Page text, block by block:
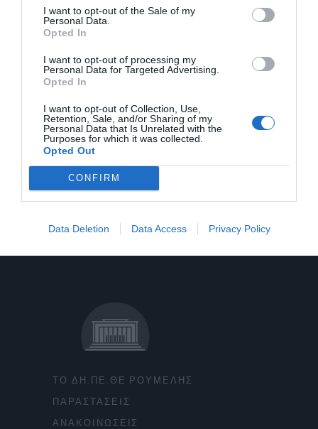
I want to opt-out of the Sale of my
Personal Data.
Opted In
I want to opt-out of processing my
Personal Data for Targeted Advertising.
Opted In
I want to opt-out of Collection, Use,
Retention, Sale, and/or Sharing of my
Personal Data that Is Unrelated with the
Purposes for which it was collected.
Opted Out
CONFIRM
Data Deletion Data Access Privacy Policy
να δείτε το αρχείο
ΤΟ ΔΗ.ΠΕ.ΘΕ ΡΟΥΜΕΛΗΣ
ΠΑΡΑΣΤΑΣΕΙΣ
ΑΝΑΚΟΙΝΩΣΕΙΣ